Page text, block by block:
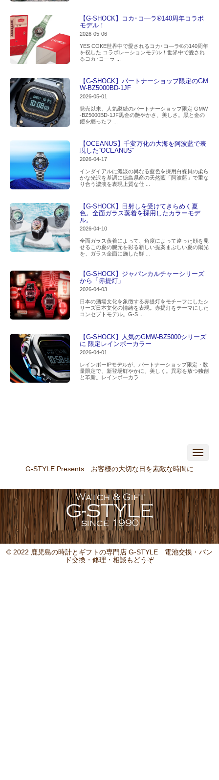
【G-SHOCK】コカ･コ―ラ®140周年コラボ
モデル！
2026-05-06
YES COKE世界中で愛されるコカ･コ―ラ®の140周年
を祝した コラボレーションモデル！世界中で愛され
るコカ･コ―ラ ...
【G-SHOCK】パートナーショップ限定のGM
W-BZ5000BD-1JF
2026-05-01
発売以来、人気継続のパートナーショップ限定 GMW
-BZ5000BD-1JF黒金の艶やかさ、美しさ。黒と金の
鎧を纏ったフ ...
【OCEANUS】千変万化の大海を阿波藍で表
現した“OCEANUS”
2026-04-17
インダイアルに濃淡の異なる藍色を採用白蝶貝の柔ら
かな光沢を基調に徳島県産の天然藍「阿波藍」で重な
り合う濃淡を表現上質な仕 ...
【G-SHOCK】日射しを受けてきらめく夏
色。全面ガラス蒸着を採用したカラーモデ
ル。
2026-04-10
全面ガラス蒸着によって、角度によって違った顔を見
せるこの夏の腕元を彩る新しい提案まぶしい夏の陽光
を、ガラス全面に施した鮮 ...
【G-SHOCK】ジャパンカルチャーシリーズ
から「赤提灯」
2026-04-03
日本の酒場文化を象徴する赤提灯をモチーフにしたシ
リーズ日本文化の情緒を表現。赤提灯をテーマにした
コンセプトモデル。G-S ...
【G-SHOCK】人気のGMW-BZ5000シリーズ
に 限定レインボーカラー
2026-04-01
レインボーIPモデルが、パートナーショップ限定・数
量限定で、新登場鮮やかに、美しく。異彩を放つ独創
と革新。レインボーカラ ...
N
a
t
i
o
n
G-STYLE Presents お客様の大切な日を素敵な時間に
© 2022 鹿児島の時計とギフトの専門店 G-STYLE 電池交換・バン
ド交換・修理・相談もどうぞ